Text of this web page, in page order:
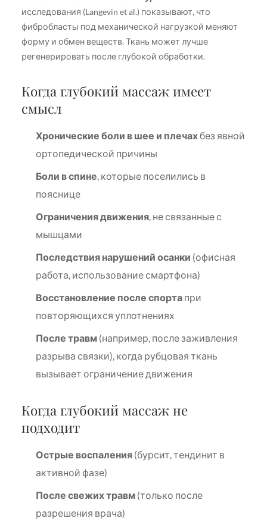
исследования (Langevin et al.) показывают, что
фибробласты под механической нагрузкой меняют
форму и обмен веществ. Ткань может лучше
регенерировать после глубокой обработки.
Когда глубокий массаж имеет
смысл
Хронические боли в шее и плечахбез явной
ортопедической причины
Боли в спине, которые поселились в
пояснице
Ограничения движения, не связанные с
мышцами
Последствия нарушений осанки (офисная
работа, использование смартфона)
Восстановление после спорта при
повторяющихся уплотнениях
После травм (например, после заживления
разрыва связки), когда рубцовая ткань
вызывает ограничение движения
Когда глубокий массаж не
подходит
Острые воспаления (бурсит, тендинит в
активной фазе)
После свежих травм (только после
разрешения врача)